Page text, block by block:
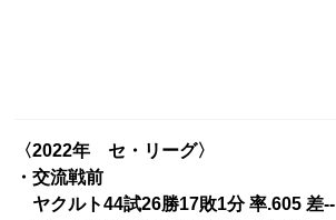
〈2022年 セ・リーグ〉
・交流戦前
ヤクルト44試26勝17敗1分 率.605 差--